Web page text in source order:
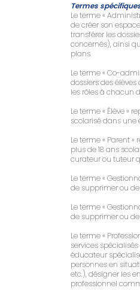
Termes
Le terme «
de créer son
transférer les
concernés), ainsi
plans.
Le terme « Co-
dossiers des
les rôles à chacun
Le terme « Élève »
scolarisé dans une
Le terme « Parent
plus de 18 ans
curateur ou tuteur
Le terme «
de supprimer ou de
Le terme «
de supprimer ou de
Le terme «
services
éducateur
personnes en
etc.), désigner les
professionnel